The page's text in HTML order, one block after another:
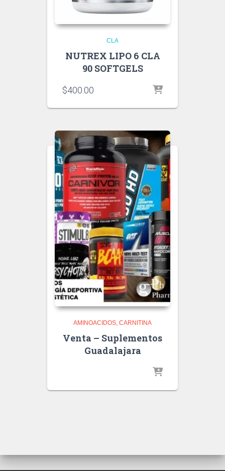
CLA
NUTREX LIPO 6 CLA
90 SOFTGELS
$400.00
AMINOACIDOS CARNITINA
Venta – Suplementos
Guadalajara